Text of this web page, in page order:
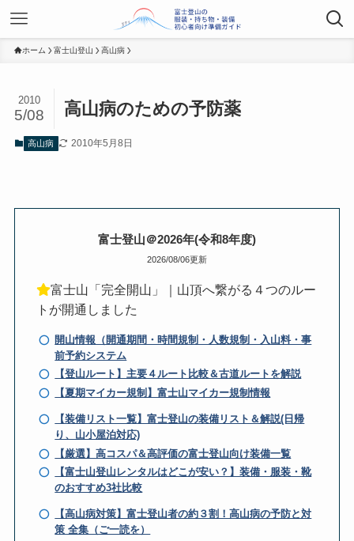
ホーム 富士山登山 高山病
高山病のための予防薬
2010
5/08
高山病 2010年5月8日
富士登山＠2026年(令和8年度)
2026/08/06更新
富士山「完全開山」｜山頂へ繋がる４つのルー
トが開通しました
開山情報（開通期間・時間規制・人数規制・入山料・事
前予約システム
【登山ルート】主要４ルート比較＆古道ルートを解説
【夏期マイカー規制】富士山マイカー規制情報
【装備リスト一覧】富士登山の装備リスト＆解説(日帰
り、山小屋泊対応)
【厳選】高コスパ＆高評価の富士登山向け装備一覧
【富士山登山レンタルはどこが安い？】装備・服装・靴
のおすすめ3社比較
【高山病対策】富士登山者の約３割！高山病の予防と対
策 全集（ご一読を）